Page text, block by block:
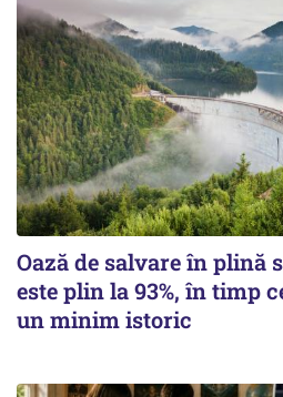
Oază de salvare în plină
este plin la 93%, în timp
un minim istoric